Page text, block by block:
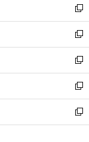
く
で
開
く
ド
ウ
で
開
く
ィ
ン
ド
ウ
で
開
く
い
ウ
ィ
ン
ド
ウ
で
開
く
新
し
い
ウ
ィ
ン
ド
ウ
で
開
新
し
い
ウ
ィ
ン
ド
ウ
新
し
い
ウ
ィ
ン
新
し
い
ウ
新
し